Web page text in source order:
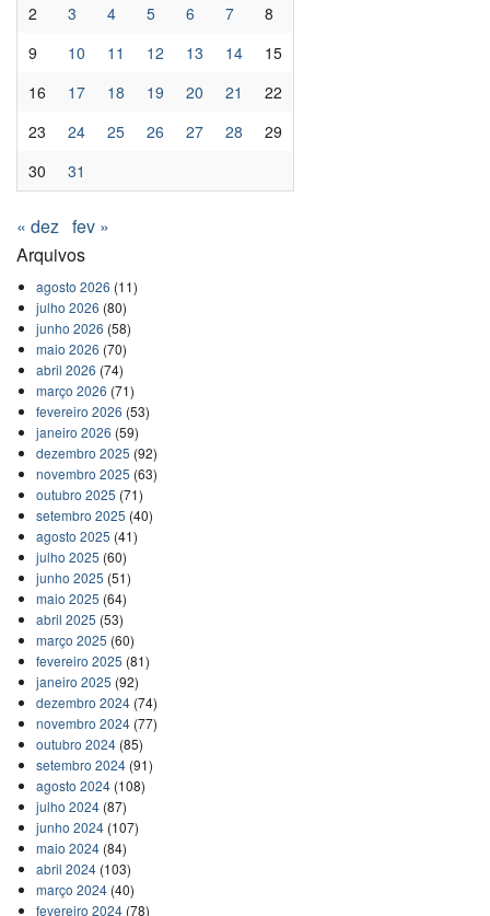
2
3 4 5 6 7
8
9
10 11 12 13 14
15
16
17 18 19 20 21
22
23
24 25 26 27 28
29
30
31
« dez fev »
Arquivos
agosto 2026 (11)
julho 2026 (80)
junho 2026 (58)
maio 2026 (70)
abril 2026 (74)
março 2026 (71)
fevereiro 2026 (53)
janeiro 2026 (59)
dezembro 2025 (92)
novembro 2025 (63)
outubro 2025 (71)
setembro 2025 (40)
agosto 2025 (41)
julho 2025 (60)
junho 2025 (51)
maio 2025 (64)
abril 2025 (53)
março 2025 (60)
fevereiro 2025 (81)
janeiro 2025 (92)
dezembro 2024(74)
novembro 2024(77)
outubro 2024(85)
setembro 2024(91)
agosto 2024(108)
julho 2024(87)
junho 2024(107)
maio 2024(84)
abril 2024(103)
março 2024(40)
fevereiro 2024(78)